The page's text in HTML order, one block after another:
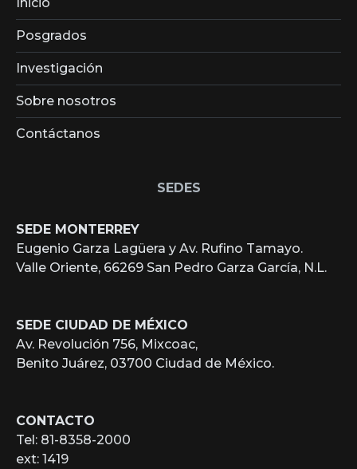
Posgrados
Investigación
Sobre nosotros
Contáctanos
SEDES
SEDE MONTERREY
Eugenio Garza Lagüera y Av. Rufino Tamayo.
Valle Oriente, 66269 San Pedro Garza García, N.L.
SEDE CIUDAD DE MÉXICO
Av. Revolución 756, Mixcoac,
Benito Juárez, 03700 Ciudad de México.
CONTACTO
Tel: 81-8358-2000
ext: 1419